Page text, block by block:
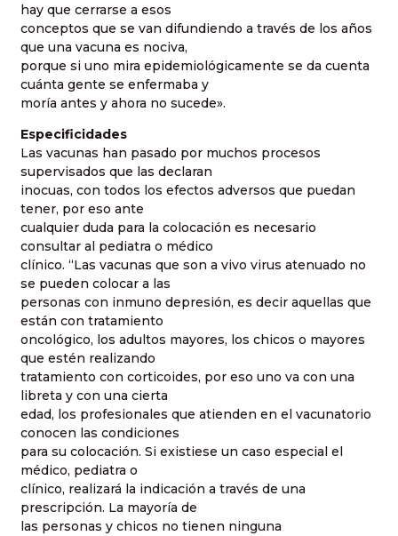
hay que cerrarse a esos
conceptos que se van difundiendo a través de los años
que una vacuna es nociva,
porque si uno mira epidemiológicamente se da cuenta
cuánta gente se enfermaba y
moría antes y ahora no sucede».
Especificidades
Las vacunas han pasado por muchos procesos
supervisados que las declaran
inocuas, con todos los efectos adversos que puedan
tener, por eso ante
cualquier duda para la colocación es necesario
consultar al pediatra o médico
clínico. “Las vacunas que son a vivo virus atenuado no
se pueden colocar a las
personas con inmuno depresión, es decir aquellas que
están con tratamiento
oncológico, los adultos mayores, los chicos o mayores
que estén realizando
tratamiento con corticoides, por eso uno va con una
libreta y con una cierta
edad, los profesionales que atienden en el vacunatorio
conocen las condiciones
para su colocación. Si existiese un caso especial el
médico, pediatra o
clínico, realizará la indicación a través de una
prescripción. La mayoría de
las personas y chicos no tienen ninguna